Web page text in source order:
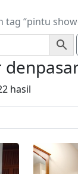
tag “pintu
hasil